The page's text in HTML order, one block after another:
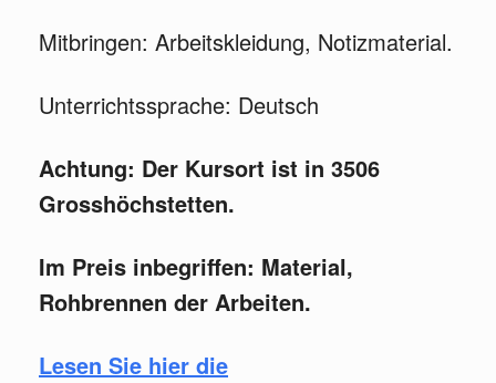
Mitbringen: Arbeitskleidung, Notizmaterial.
Unterrichtssprache: Deutsch
Achtung: Der Kursort ist in 3506
Grosshöchstetten.
Im Preis inbegriffen: Material,
Rohbrennen der Arbeiten.
Lesen Sie hier die